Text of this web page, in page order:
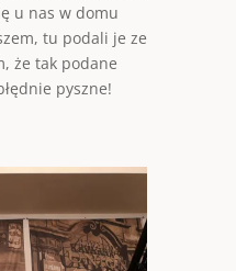
u nas w domu
tu podali je ze
że tak podane
pyszne!